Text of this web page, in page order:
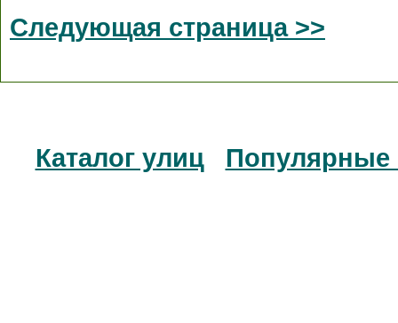
Следующая страница >>
Каталог улиц Популярные